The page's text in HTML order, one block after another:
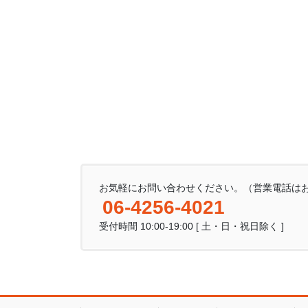
お気軽にお問い合わせください。（営業電話は
06-4256-4021
受付時間 10:00-19:00 [ 土・日・祝日除く ]